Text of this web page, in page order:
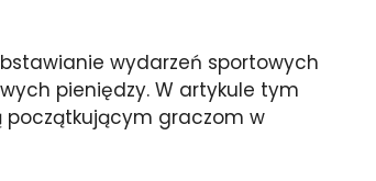
wydarzeń sportowych
pieniędzy. W artykule tym
początkującym graczom w